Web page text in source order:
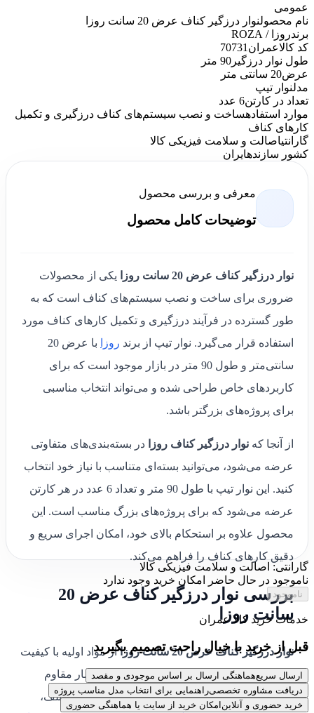
عمومی
نام محصولنوار درزگیر کناف عرض 20 سانت روزا
برندروزا / ROZA
کد کالاعمران 70731
طول نوار درزگیر 90 متر
عرض20 سانتی متر
مدلنوار تیپ
تعداد در کارتن6 عدد
موارد استفادهساخت و نصب سیستم‌های کناف درزگیری و تکمیل
کارهای کناف
گارانتیاصالت و سلامت فیزیکی کالا
کشور سازندهایران
معرفی و بررسی محصول
توضیحات کامل محصول
نوار درزگیر کناف عرض 20 سانت روزا
یکی از محصولات
ضروری برای ساخت و نصب سیستم‌های کناف است که به
طور گسترده در فرآیند درزگیری و تکمیل کارهای کناف مورد
استفاده قرار می‌گیرد. نوار تیپ از برند روزا
با عرض 20
سانتی‌متر و طول 90 متر در بازار موجود است که برای
کاربردهای خاص طراحی شده و می‌تواند انتخاب مناسبی
برای پروژه‌های بزرگتر باشد.
از آنجا که نوار درزگیر کناف روزا
در بسته‌بندی‌های متفاوتی
عرضه می‌شود، می‌توانید بسته‌ای متناسب با نیاز خود انتخاب
کنید. این نوار تیپ با طول 90 متر و تعداد 6 عدد در هر کارتن
عرضه می‌شود که برای پروژه‌های بزرگ مناسب است. این
محصول علاوه بر استحکام بالای خود، امکان اجرای سریع و
دقیق کارهای کناف را فراهم می‌کند.
بررسی نوار درزگیر کناف عرض 20
سانت روزا
نوار درزگیر کناف عرض 20 سانت روزا
از مواد اولیه با کیفیت
بالا ساخته شده است که در برابر رطوبت و فشار مقاوم
است. این ویژگی باعث می‌شود که در پروژه‌های مختلف،
گارانتی: اصالت و سلامت فیزیکی کالا
ناموجود در حال حاضر امکان خرید وجود ندارد
ناموجود
خدمات خرید کالا عمران
قبل از خرید با خیال راحت تصمیم بگیرید
ارسال سریعهماهنگی ارسال بر اساس موجودی و مقصد
دریافت مشاوره تخصصیراهنمایی برای انتخاب مدل مناسب پروژه
خرید حضوری و آنلاینامکان خرید از سایت یا هماهنگی حضوری